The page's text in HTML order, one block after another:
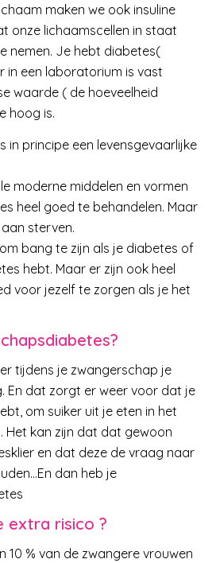
maken we ook insuline
onze lichaamscellen in staat
nemen. Je hebt diabetes(
in een laboratorium is vast
waarde ( de hoeveelheid
hoog is.
in principe een levensgevaarlijke
moderne middelen en vormen
heel goed te behandelen. Maar
sterven.
bang te zijn als je diabetes of
hebt. Maar er zijn ook heel
voor jezelf te zorgen als je het
tijdens je zwangerschap je
En dat zorgt er weer voor dat je
om suiker uit je eten in het
Het kan zijn dat dat gewoon
en dat deze de vraag naar
dan heb je
extra risico ?
10 % van de zwangere vrouwen